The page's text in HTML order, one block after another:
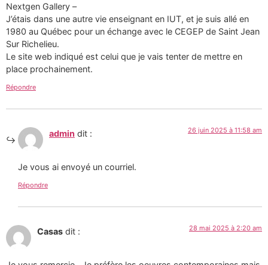
Nextgen Gallery –
J’étais dans une autre vie enseignant en IUT, et je suis allé en
1980 au Québec pour un échange avec le CEGEP de Saint Jean
Sur Richelieu.
Le site web indiqué est celui que je vais tenter de mettre en
place prochainement.
Répondre
admin dit : 26 juin 2025 à 11:58 am
Je vous ai envoyé un courriel.
Répondre
Casas dit : 28 mai 2025 à 2:20 am